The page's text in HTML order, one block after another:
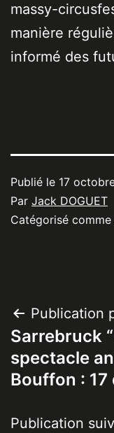
massy-
manière
informé des
Publié le 17
Par Jack DOGUET
Catégorisé comme
de
l’article
Publication
Sarrebruck
spectacle
Bouffon :
Publication